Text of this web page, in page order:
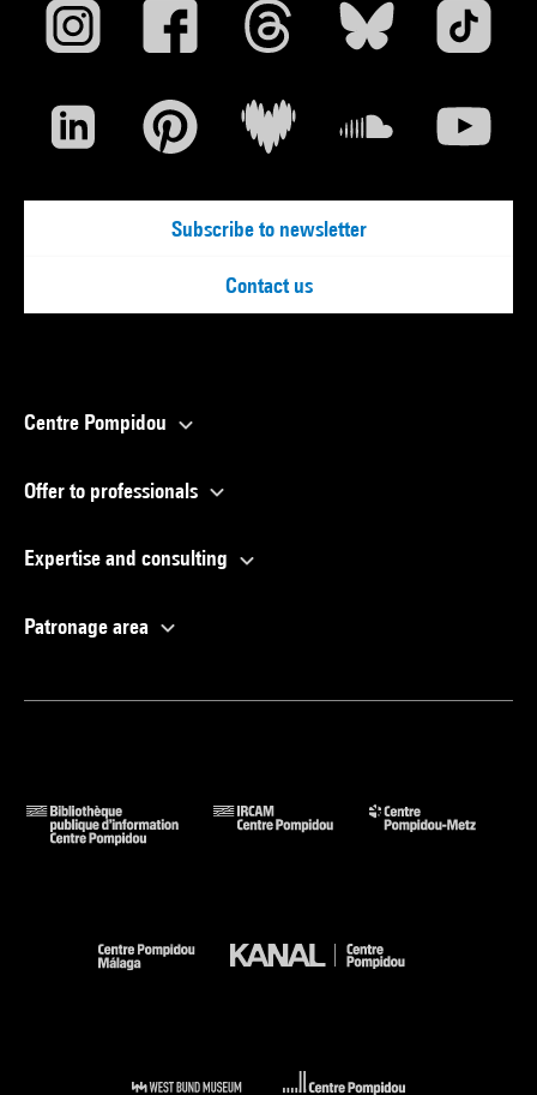
Subscribe to newsletter
Contact us
Centre Pompidou
Offer to professionals
Expertise and consulting
Patronage area